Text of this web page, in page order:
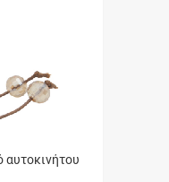
αυτοκινήτου